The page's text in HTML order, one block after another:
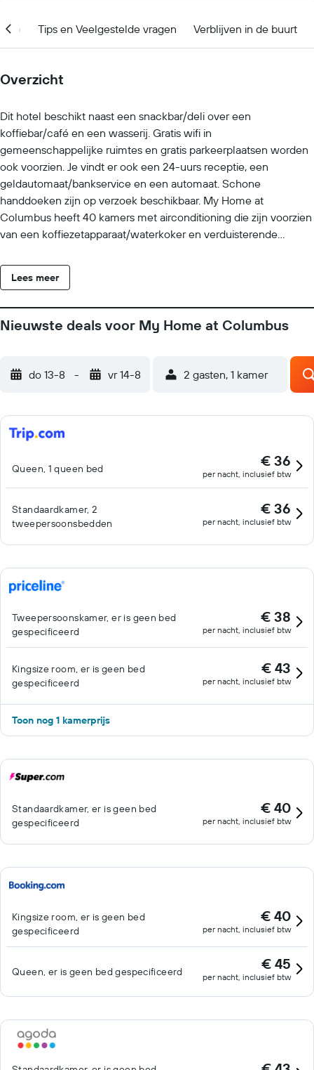
Tips en Veelgestelde vragen Verblijven in de buurt
Overzicht
Dit hotel beschikt naast een snackbar/deli over een
koffiebar/café en een wasserij. Gratis wifi in
gemeenschappelijke ruimtes en gratis parkeerplaatsen worden
ook voorzien. Je vindt er ook een 24-uurs receptie, een
geldautomaat/bankservice en een automaat. Schone
handdoeken zijn op verzoek beschikbaar. My Home at
Columbus heeft 40 kamers met airconditioning die zijn voorzien
van een koffiezetapparaat/waterkoker en verduisterende
Elke badkamer heeft een bad/douchecombinatie met een
regendouche. In dit hotel in Columbus is wifi gratis, met een
handdoeken en schoon beddengoed zijn op verzoek
beschikbaar. Een schoonmaakservice is dagelijks beschikbaar.
Lees meer
Nieuwste deals voor My Home at Columbus
do 13-8 - vr 14-8 2 gasten, 1 kamer
Queen, 1 queen bed € 36
per nacht, inclusief btw
Standaardkamer, 2
tweepersoonsbedden
€ 36
per nacht, inclusief btw
Tweepersoonskamer, er is geen bed
gespecificeerd
€ 38
per nacht, inclusief btw
Kingsize room, er is geen bed
gespecificeerd
€ 43
per nacht, inclusief btw
Toon nog 1 kamerprijs
Standaardkamer, er is geen bed
gespecificeerd
€ 40
per nacht, inclusief btw
Kingsize room, er is geen bed
gespecificeerd
€ 40
per nacht, inclusief btw
Queen, er is geen bed gespecificeerd € 45
per nacht, inclusief btw